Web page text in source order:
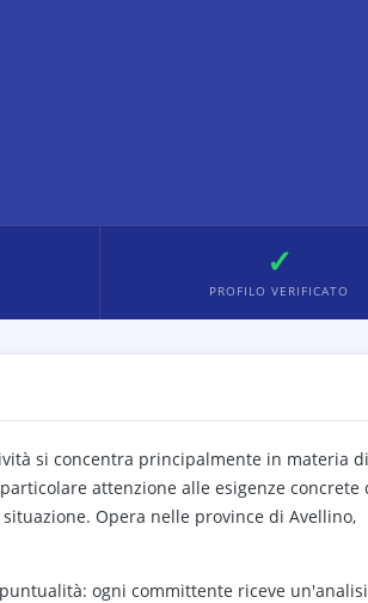
✓
PROFILO VERIFICATO
si concentra principalmente in materia di
attenzione alle esigenze concrete
Opera nelle province di Avellino,
ogni committente riceve un'analisi